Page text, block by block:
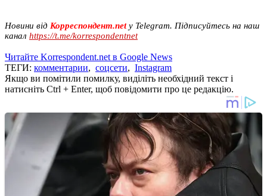
Новини від Корреспондент.net у Telegram. Підписуйтесь на наш
канал https://t.me/korrespondentnet
Читайте Korrespondent.net в Google News
ТЕГИ: комментарии, соцсети, Instagram
Якщо ви помітили помилку, виділіть необхідний текст і
натисніть Ctrl + Enter, щоб повідомити про це редакцію.